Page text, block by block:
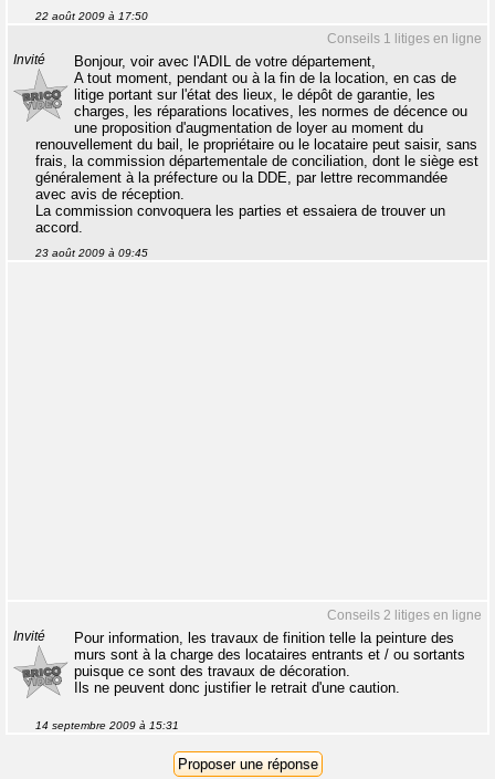
22 août 2009 à 17:50
Conseils 1 litiges en ligne
Invité
Bonjour, voir avec l'ADIL de votre département,
A tout moment, pendant ou à la fin de la location, en cas de
litige portant sur l'état des lieux, le dépôt de garantie, les
charges, les réparations locatives, les normes de décence ou
une proposition d'augmentation de loyer au moment du
renouvellement du bail, le propriétaire ou le locataire peut saisir, sans
frais, la commission départementale de conciliation, dont le siège est
généralement à la préfecture ou la DDE, par lettre recommandée
avec avis de réception.
La commission convoquera les parties et essaiera de trouver un
accord.
23 août 2009 à 09:45
Conseils 2 litiges en ligne
Invité
Pour information, les travaux de finition telle la peinture des
murs sont à la charge des locataires entrants et / ou sortants
puisque ce sont des travaux de décoration.
Ils ne peuvent donc justifier le retrait d'une caution.
14 septembre 2009 à 15:31